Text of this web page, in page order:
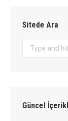
Sitede Ara
Search:
Güncel